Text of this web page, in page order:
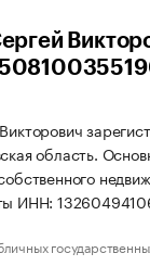
область.
ИНН: